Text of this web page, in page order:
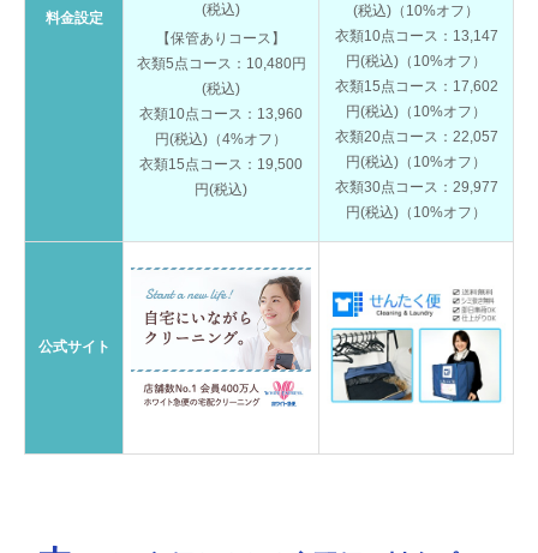
料金設定
(税込)
【保管ありコース】
衣類5点コース：10,480円
(税込)
衣類10点コース：13,960
円(税込)（4%オフ）
衣類15点コース：19,500
円(税込)
(税込)（10%オフ）
衣類10点コース：13,147
円(税込)（10%オフ）
衣類15点コース：17,602
円(税込)（10%オフ）
衣類20点コース：22,057
円(税込)（10%オフ）
衣類30点コース：29,977
円(税込)（10%オフ）
公式サイト